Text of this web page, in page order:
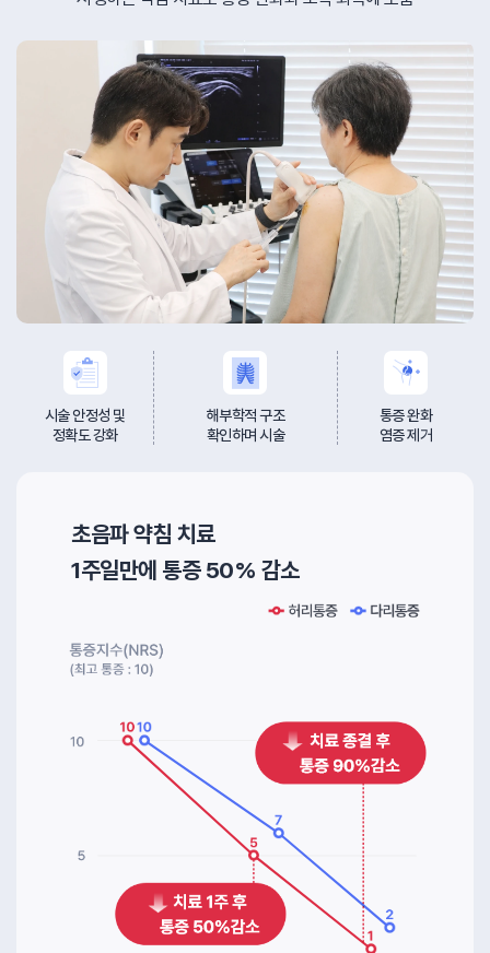
시술 안정성 및
정확도 강화
해부학적 구조
확인하며 시술
통증 완화
염증 제거
초음파 약침 치료
1주일만에 통증 50% 감소